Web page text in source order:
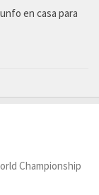
en casa para
Championship